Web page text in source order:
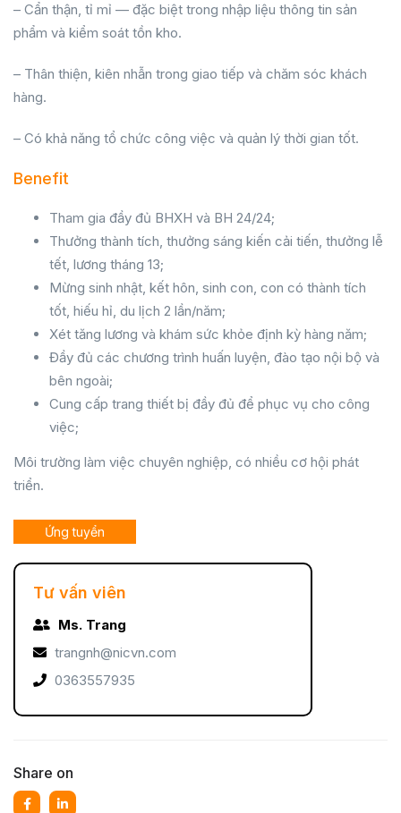
– Cẩn thận, tỉ mỉ — đặc biệt trong nhập liệu thông tin sản
phẩm và kiểm soát tồn kho.
– Thân thiện, kiên nhẫn trong giao tiếp và chăm sóc khách
hàng.
– Có khả năng tổ chức công việc và quản lý thời gian tốt.
Benefit
Tham gia đầy đủ BHXH và BH 24/24;
Thưởng thành tích, thưởng sáng kiến cải tiến, thưởng lễ
tết, lương tháng 13;
Mừng sinh nhật, kết hôn, sinh con, con có thành tích
tốt, hiếu hỉ, du lịch 2 lần/năm;
Xét tăng lương và khám sức khỏe định kỳ hàng năm;
Đầy đủ các chương trình huấn luyện, đào tạo nội bộ và
bên ngoài;
Cung cấp trang thiết bị đầy đủ để phục vụ cho công
việc;
Môi trường làm việc chuyên nghiệp, có nhiều cơ hội phát
triển.
Ứng tuyển
Tư vấn viên
Ms. Trang
trangnh@nicvn.com
0363557935
Share on